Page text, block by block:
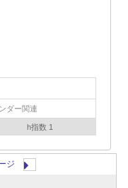
ダー関連
h指数 1
ジ